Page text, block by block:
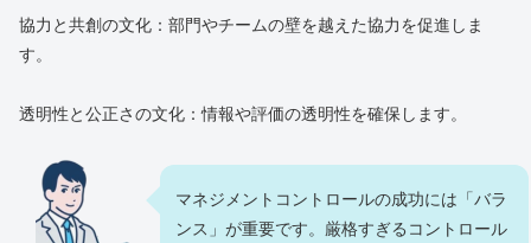
協力と共創の文化：部門やチームの壁を越えた協力を促進しま
す。
透明性と公正さの文化：情報や評価の透明性を確保します。
マネジメントコントロールの成功には「バラ
ンス」が重要です。厳格すぎるコントロール